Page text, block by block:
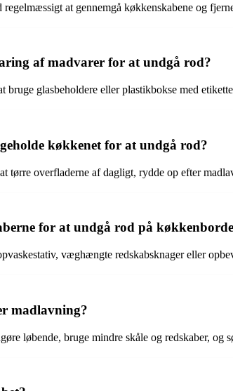
at gennemgå køkkenskabene og
af madvarer for at undgå rod?
bruge glasbeholdere eller plastikbokse med
køkkenet for at undgå rod?
tørre overfladerne af dagligt, rydde op efter
for at undgå rod på
væghængte redskabsknager eller
madlavning?
løbende, bruge mindre skåle og redskaber, og